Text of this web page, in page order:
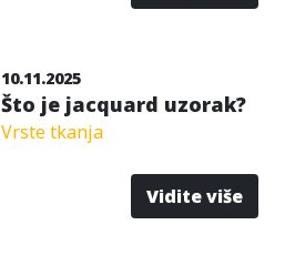
10.11.2025
Što je jacquard uzorak?
Vrste tkanja
Vidite više